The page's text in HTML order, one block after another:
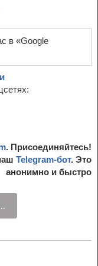
в «Google
. Присоединяйтесь!
Telegram-бот. Это
анонимно и быстро